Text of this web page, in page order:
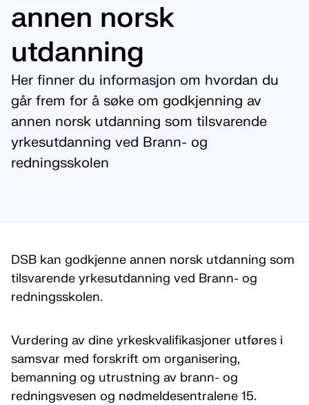
annen norsk
utdanning
Her finner du informasjon om hvordan du
går frem for å søke om godkjenning av
annen norsk utdanning som tilsvarende
yrkesutdanning ved Brann- og
redningsskolen
DSB kan godkjenne annen norsk utdanning som
tilsvarende yrkesutdanning ved Brann- og
redningsskolen.
Vurdering av dine yrkeskvalifikasjoner utføres i
samsvar med forskrift om organisering,
bemanning og utrustning av brann- og
redningsvesen og nødmeldesentralene 15.